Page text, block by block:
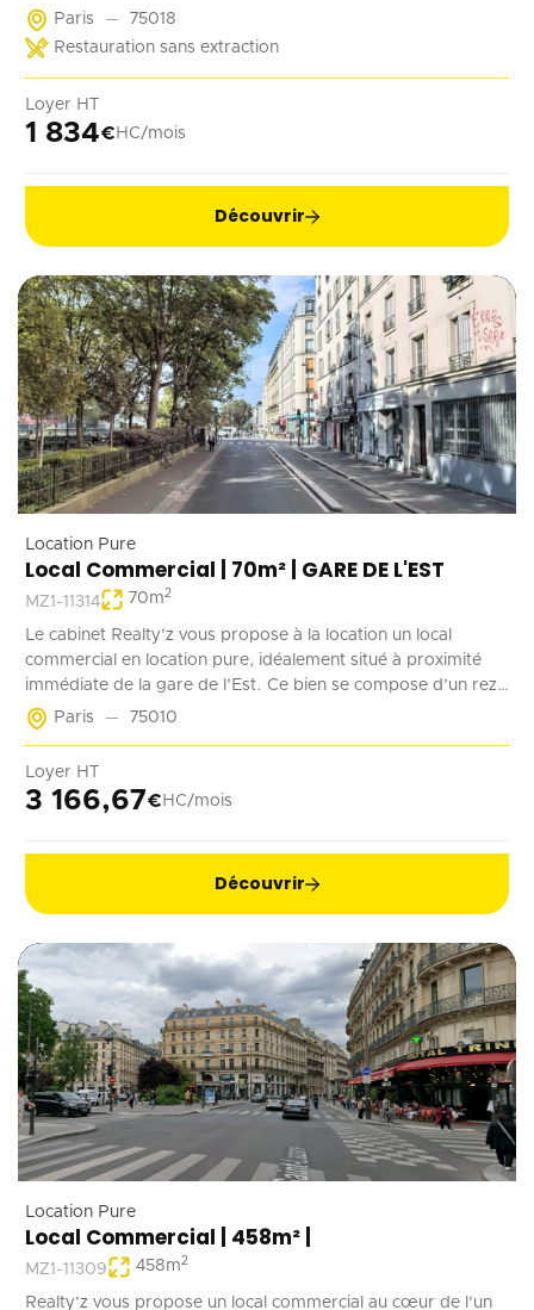
d'un point d'eau. Il convient parfaitement à une activité de
coffee shop, barber, alimentation ...
Paris
75018
Restauration sans extraction
Loyer HT
1 834€ HC/mois
Découvrir
Location Pure
Local Commercial | 70m² | GARE DE L'EST
MZ1-11314 70m2
Le cabinet Realty’z vous propose à la location un local
commercial en location pure, idéalement situé à proximité
immédiate de la gare de l’Est. Ce bien se compose d’un rez-
de-chaussée de 70 m² accessible à la fois depuis la rue et les
parties communes de l’immeuble. Deux emplacements de
rénové, ce local est adapté à tout type d’activité ne générant
pas de nuisances.
Paris 75010
Loyer HT
3 166,67€ HC/mois
Découvrir
Location Pure
Local Commercial | 458m² |
MZ1-11309 458m2
Realty'z vous propose un local commercial au cœur de l'un